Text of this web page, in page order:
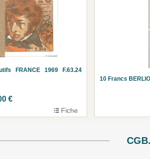
FRANCE 1969 F.63.24
€
Fiche
10 Francs